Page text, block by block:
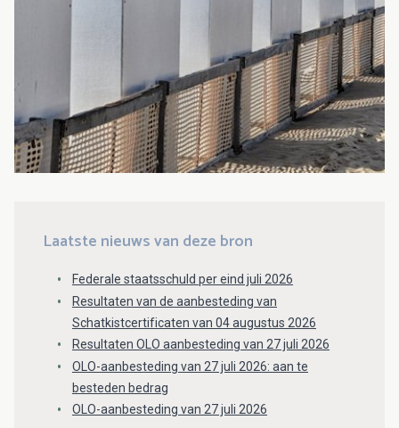
Laatste nieuws van deze bron
Federale staatsschuld per eind juli 2026
Resultaten van de aanbesteding van
Schatkistcertificaten van 04 augustus 2026
Resultaten OLO aanbesteding van 27 juli 2026
OLO-aanbesteding van 27 juli 2026: aan te
besteden bedrag
OLO-aanbesteding van 27 juli 2026